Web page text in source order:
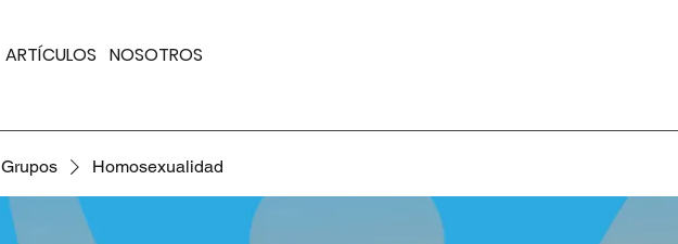
ARTÍCULOS NOSOTROS
Grupos Homosexualidad